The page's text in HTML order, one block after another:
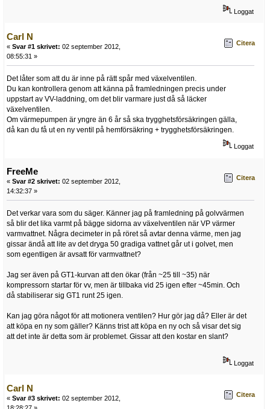
Loggat
Carl N
« Svar #1 skrivet: 02 september 2012,
08:55:31 »
Citera
Det låter som att du är inne på rätt spår med växelventilen.
Du kan kontrollera genom att känna på framledningen precis under
uppstart av VV-laddning, om det blir varmare just då så läcker
växelventilen.
Om värmepumpen är yngre än 6 år så ska trygghetsförsäkringen gälla,
då kan du få ut en ny ventil på hemförsäkring + trygghetsförsäkringen.
Loggat
FreeMe
« Svar #2 skrivet: 02 september 2012,
14:32:37 »
Citera
Det verkar vara som du säger. Känner jag på framledning på golvvärmen
så blir det lika varmt på bägge sidorna av växelventilen när VP värmer
varmvattnet. Några decimeter in på röret så avtar denna värme, men jag
gissar ändå att lite av det dryga 50 gradiga vattnet går ut i golvet, men
som egentligen är avsatt för varmvattnet?
Jag ser även på GT1-kurvan att den ökar (från ~25 till ~35) när
kompressorn startar för vv, men är tillbaka vid 25 igen efter ~45min. Och
då stabiliserar sig GT1 runt 25 igen.
Kan jag göra något för att motionera ventilen? Hur gör jag då? Eller är det
att köpa en ny som gäller? Känns trist att köpa en ny och så visar det sig
att det inte är detta som är problemet. Gissar att den kostar en slant?
Loggat
Carl N
« Svar #3 skrivet: 02 september 2012,
Citera